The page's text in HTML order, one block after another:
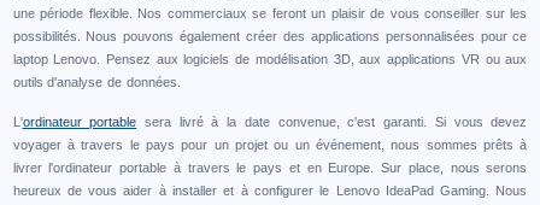
une période flexible. Nos commerciaux se feront un plaisir de vous conseiller sur les
possibilités. Nous pouvons également créer des applications personnalisées pour ce
laptop Lenovo. Pensez aux logiciels de modélisation 3D, aux applications VR ou aux
outils d'analyse de données.
L'ordinateur portable sera livré à la date convenue, c'est garanti. Si vous devez
voyager à travers le pays pour un projet ou un événement, nous sommes prêts à
livrer l'ordinateur portable à travers le pays et en Europe. Sur place, nous serons
heureux de vous aider à installer et à configurer le Lenovo IdeaPad Gaming. Nous